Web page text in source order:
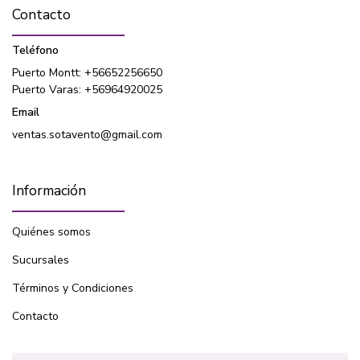
Contacto
Teléfono
Puerto Montt: +56652256650
Puerto Varas: +56964920025
Email
ventas.sotavento@gmail.com
Información
Quiénes somos
Sucursales
Términos y Condiciones
Contacto